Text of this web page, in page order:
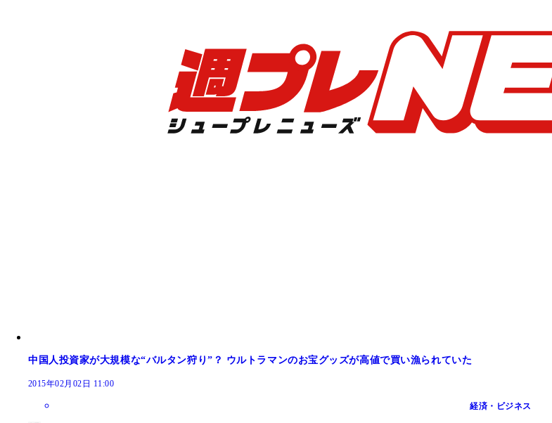
現在は入間市観光協会のほか入間市役所売店、入間市博物館ミュージアムショップ「宇茶戯」
中国人投資家が大規模な“バルタン狩り”？ ウルトラマンのお宝グッズが高値で買い漁られていた
2015年02月02日 11:00
経済・ビジネス